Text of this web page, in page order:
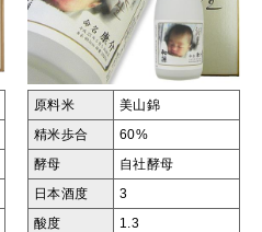
原料米 美山錦
精米歩合 60%
酵母 自社酵母
日本酒度 3
酸度 1.3